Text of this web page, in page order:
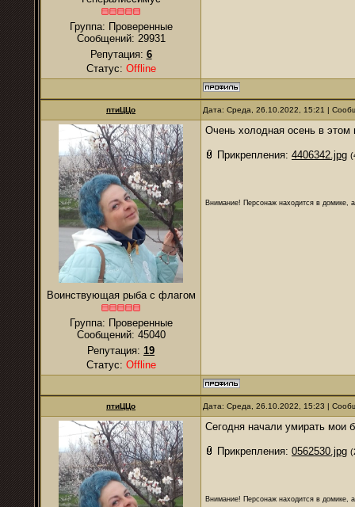
Группа: Проверенные
Сообщений: 29931
Репутация: 6
Статус: Offline
птиЦЦо Дата: Среда, 26.10.2022, 15:21 |
Воинствующая рыба с флагом
Группа: Проверенные
Сообщений: 45040
Репутация: 19
Статус: Offline
Очень холодная осень в этом
Прикрепления: 4406342.jpg
Внимание! Персонаж находится в домике,
птиЦЦо Дата: Среда, 26.10.2022, 15:23 |
Сегодня начали умирать мои
Прикрепления: 0562530.jpg
Внимание! Персонаж находится в домике,